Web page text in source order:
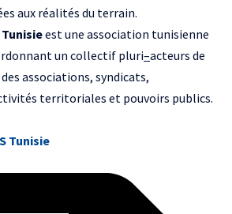
aux réalités du terrain.
est une association tunisienne
un collectif pluri–acteurs de
associations, syndicats,
territoriales et pouvoirs publics.
Tunisie